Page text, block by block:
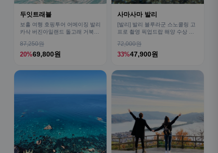
두잇트래블
보홀 여행 호핑투어 어메이징 발리
카삭 버진아일랜드 돌고래 거북이
87,250원
20%69,800원
사마사마 발리
[발리] 발리 블루라군 스노쿨링 고
프로 촬영 픽업드랍 해양 수상 액
72,000원
33%47,900원